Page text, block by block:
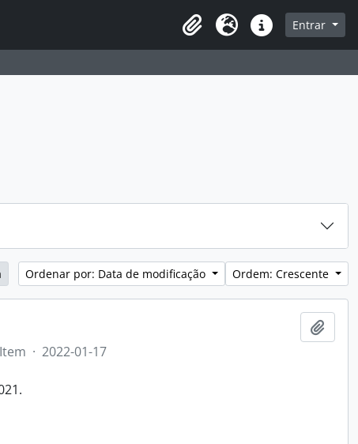
na página de navegação
Idioma Atalhos Entrar
Ordenar por: Data de modificação Ordem: Crescente
Item · 2022-01-17